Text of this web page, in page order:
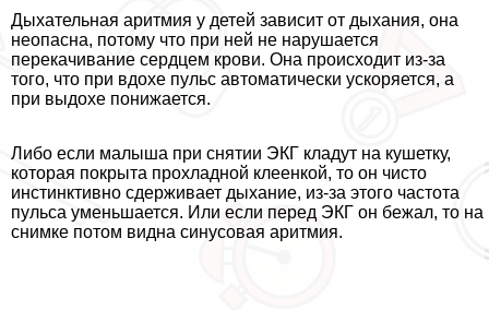
Дыхательная аритмия у детей зависит от дыхания, она
неопасна, потому что при ней не нарушается
перекачивание сердцем крови. Она происходит из-за
того, что при вдохе пульс автоматически ускоряется, а
при выдохе понижается.
Либо если малыша при снятии ЭКГ кладут на кушетку,
которая покрыта прохладной клеенкой, то он чисто
инстинктивно сдерживает дыхание, из-за этого частота
пульса уменьшается. Или если перед ЭКГ он бежал, то на
снимке потом видна синусовая аритмия.